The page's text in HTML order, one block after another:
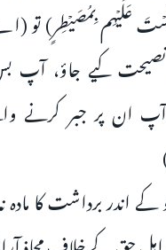
عَلَیۡهِم بِمُصَیۡطِرٍ) تو
کیے جاؤ، آپ
ان پر جبر کرنے
کے اندر برداشت کا